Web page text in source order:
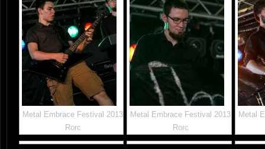
Metal Embrace Festival 2013
Rorc
Metal Embrace Festival 2013
Rorc
Metal